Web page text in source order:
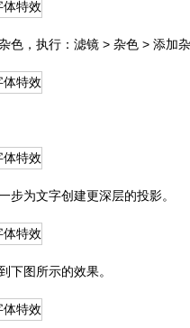
色，执行：滤镜 > 杂色 > 添加
步为文字创建更深层的投影。
下图所示的效果。